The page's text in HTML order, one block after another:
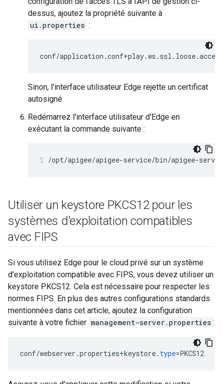
dessus, ajoutez la propriété suivante à
ui.properties :
conf/
Sinon, l'interface utilisateur Edge rejette un certificat
autosigné.
Redémarrez l'interface utilisateur d'Edge en
exécutant la commande suivante :
/opt/apigee/apigee-service/bin/apigee-
Utiliser un keystore PKCS12 pour les
systèmes d'exploitation compatibles
avec FIPS
Si vous utilisez Edge pour le cloud privé sur un système
d'exploitation compatible avec FIPS, vous devez utiliser un
keystore PKCS12. Cela est nécessaire pour respecter les
normes FIPS. En plus des autres configurations standards
mentionnées dans cet article, ajoutez la configuration
suivante à votre fichier management-server.properties :
conf/webserver .properties+keystore. type=PKCS12